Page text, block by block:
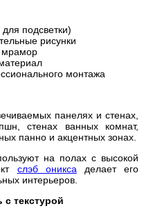
подсветки)
рисунки
мрамор
монтажа
панелях и стенах,
стенах ванных комнат,
панно и акцентных зонах.
на полах с высокой
слэб ониксаделает его
интерьеров.
текстурой